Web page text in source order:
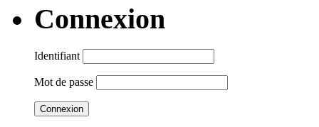
Connexion
Identifiant
Mot de passe